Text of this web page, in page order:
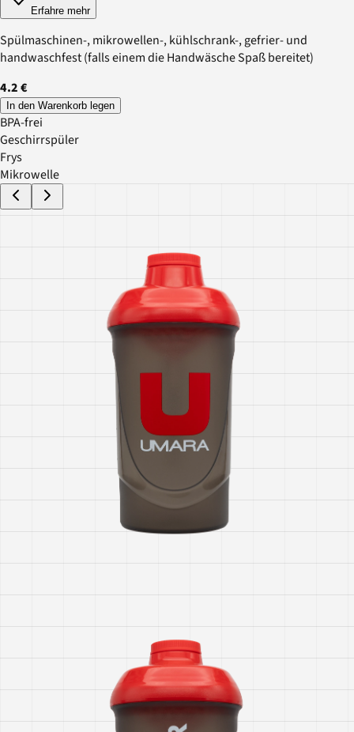
Erfahre mehr
Spülmaschinen-, mikrowellen-, kühlschrank-, gefrier- und
handwaschfest (falls einem die Handwäsche Spaß bereitet)
4.2 €
In den Warenkorb legen
BPA-frei
Geschirrspüler
Frys
Mikrowelle